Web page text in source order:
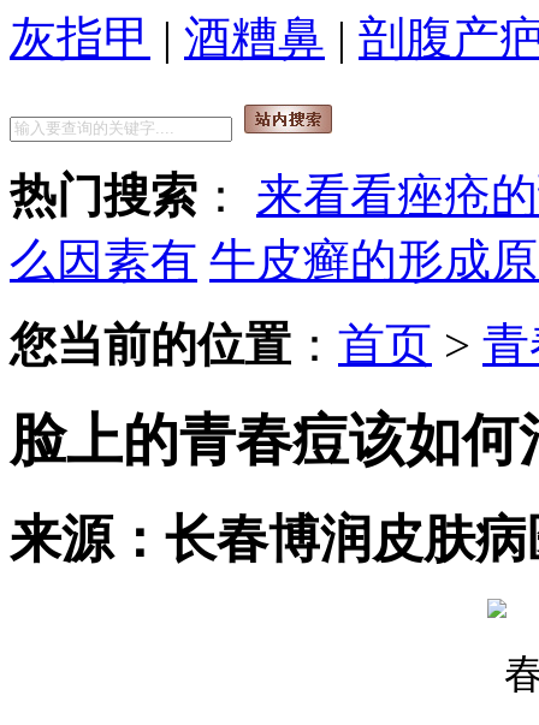
灰指甲 | 酒糟鼻 | 剖腹产
热门搜索 ： 来看看痤疮
么因素有 牛皮癣的形成
您当前的位置 ： 首页 >
脸上的青春痘该如何
来源：长春博润皮肤